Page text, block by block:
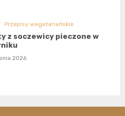
Przepisy wegetariańskie
z soczewicy pieczone w
2026